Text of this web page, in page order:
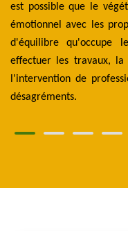
est possible que le
émotionnel avec les
d'équilibre qu'occupe
effectuer les travaux, la
l'intervention de
désagréments.